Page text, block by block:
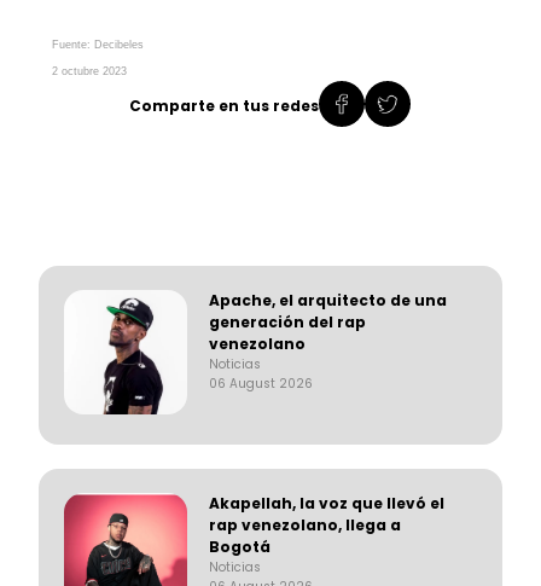
Apache, el arquitecto de una
generación del rap
venezolano
Noticias
06 August 2026
Akapellah, la voz que llevó el
rap venezolano, llega a
Bogotá
Noticias
Fuente: Decibeles
2 octubre 2023
Comparte en tus redes